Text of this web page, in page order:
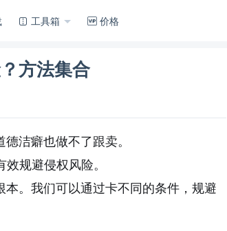
工具箱 价格
方法集合
洁癖也做不了跟卖。
效规避侵权风险。
。
我们可以通过卡不同的条件，规避